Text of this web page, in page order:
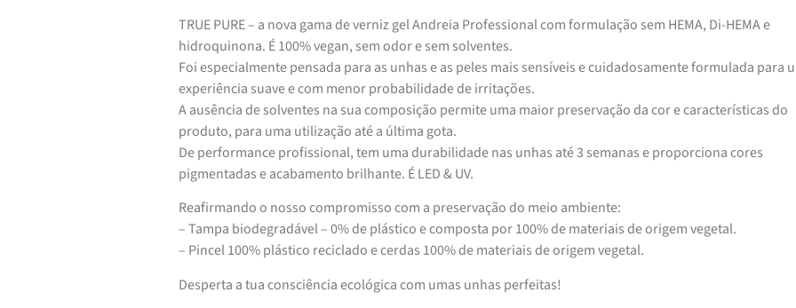
TRUE PURE – a nova gama de verniz gel Andreia Professional com formulação sem HEMA, Di-HEMA e
hidroquinona. É 100% vegan, sem odor e sem solventes.
Foi especialmente pensada para as unhas e as peles mais sensíveis e cuidadosamente formulada para
experiência suave e com menor probabilidade de irritações.
A ausência de solventes na sua composição permite uma maior preservação da cor e características do
produto, para uma utilização até a última gota.
De performance profissional, tem uma durabilidade nas unhas até 3 semanas e proporciona cores
pigmentadas e acabamento brilhante. É LED & UV.
Reafirmando o nosso compromisso com a preservação do meio ambiente:
– Tampa biodegradável – 0% de plástico e composta por 100% de materiais de origem vegetal.
– Pincel 100% plástico reciclado e cerdas 100% de materiais de origem vegetal.
Desperta a tua consciência ecológica com umas unhas perfeitas!